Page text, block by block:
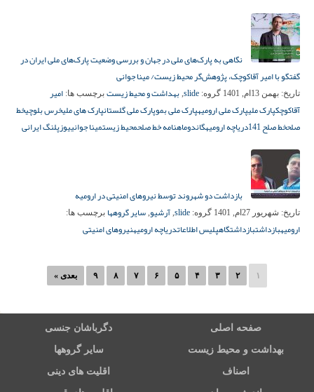
نگاهی به پارک‌های ملی در جهان و بررسی وضعیت پارک‌های ملی ایران در
گفتگو با امیر آقاکوچک، پژوهش‌گر محیط زیست/ مینا جوانی
تاریخ: بهمن 13ام, 1401 گروه: slide
, بهداشت و محیط زیست برچسب ها: امیر
آقاکوچکپارک ملیپارک ملی ارومیهپارک ملی بموپارک ملی گلستانپارک های ملیخرس بلوچیخط
صلحخط صلح 141 دریاچه ارومیهگاندوماهنامه خط صلحمحیط زیستمینا جوانییوزپلنگ ایرانی
بازداشت دو شهروند توسط نیروهای امنیتی در ارومیه
تاریخ: شهریور 27ام, 1401 گروه: slide
, آرشیو, سایر گروهها برچسب ها:
ارومیهبازداشتبازداشتگاهپلیس اطلاعاتدریاچه ارومیهنیروهای امنیتی
۱ ۲ ۳ ۴ ۵ ۶ ۷ ۸ ۹ بعدی »
صفحه اصلی دگرباشان جنسی
بهداشت و محیط زیست سایر گروهها
اصناف اقلیت های دینی